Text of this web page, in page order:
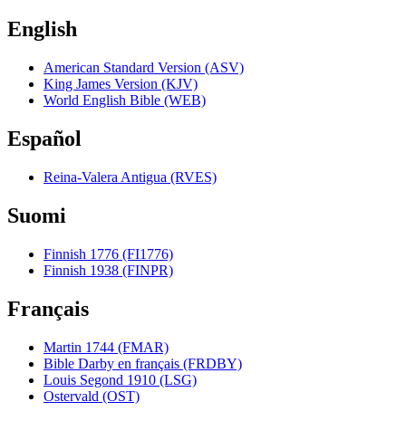
English
American Standard Version (ASV)
King James Version (KJV)
World English Bible (WEB)
Español
Reina-Valera Antigua (RVES)
Suomi
Finnish 1776 (FI1776)
Finnish 1938 (FINPR)
Français
Martin 1744 (FMAR)
Bible Darby en français (FRDBY)
Louis Segond 1910 (LSG)
Ostervald (OST)